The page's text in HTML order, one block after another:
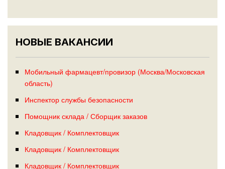
НОВЫЕ ВАКАНСИИ
Мобильный фармацевт/провизор (Москва/Московская
область)
Инспектор службы безопасности
Помощник склада / Сборщик заказов
Кладовщик / Комплектовщик
Кладовщик / Комплектовщик
Кладовщик / Комплектовщик